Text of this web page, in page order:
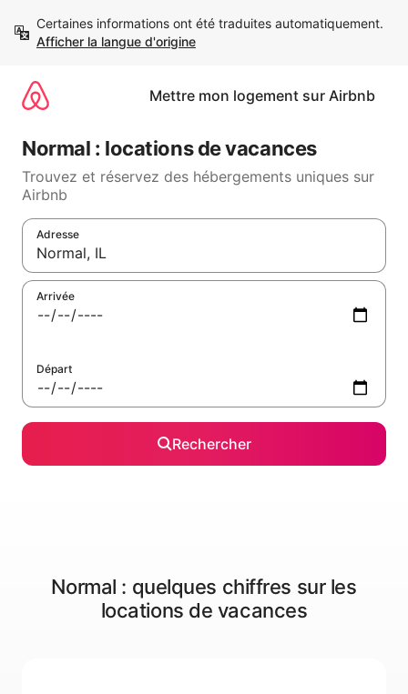
directement
Afficher la langue d'origine
Mettre mon logement sur Airbnb
Normal : locations de vacances
Trouvez et réservez des hébergements uniques sur
Airbnb
Adresse
Lorsque les résultats s'affichent, utilisez les flèches vers le
Arrivée
Départ
Rechercher
Normal : quelques chiffres sur les
locations de vacances